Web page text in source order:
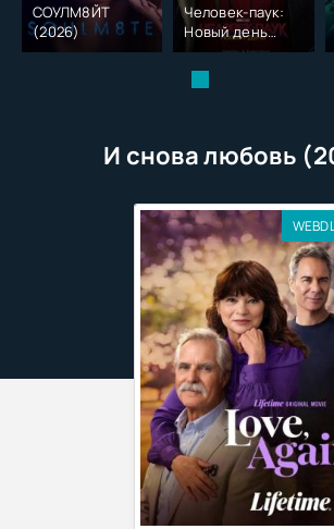
СОУЛМ8ЙТ
(2026)
Человек-паук:
Новый день
(2026)
И снова любовь